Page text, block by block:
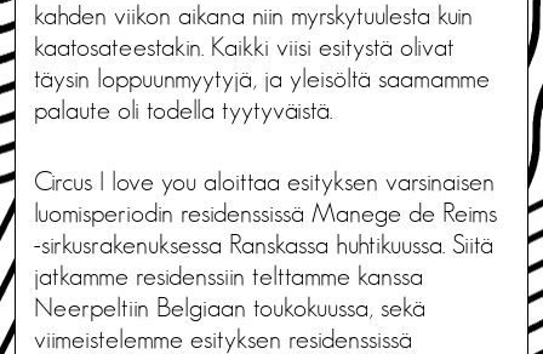
kahden viikon aikana niin myrskytuulesta kuin
kaatosateestakin. Kaikki viisi esitystä olivat
täysin loppuunmyytyjä, ja yleisöltä saamamme
palaute oli todella tyytyväistä.
Circus I love you aloittaa esityksen varsinaisen
luomisperiodin residenssissä Manege de Reims
-sirkusrakenuksessa Ranskassa huhtikuussa. Siitä
jatkamme residenssiin telttamme kanssa
Neerpeltiin Belgiaan toukokuussa, sekä
viimeistelemme esityksen residenssissä